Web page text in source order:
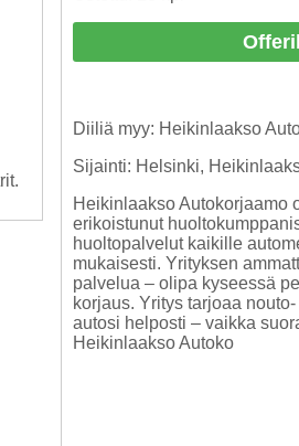
Diiliä myy: Heikinlaakso
Sijainti: Helsinki,
Heikinlaakso Autokorjaamo
erikoistunut
huoltopalvelut kaikille
mukaisesti. Yrityksen
palvelua – olipa kyseessä
korjaus. Yritys tarjoaa
autosi helposti – vaikka
Heikinlaakso Autoko